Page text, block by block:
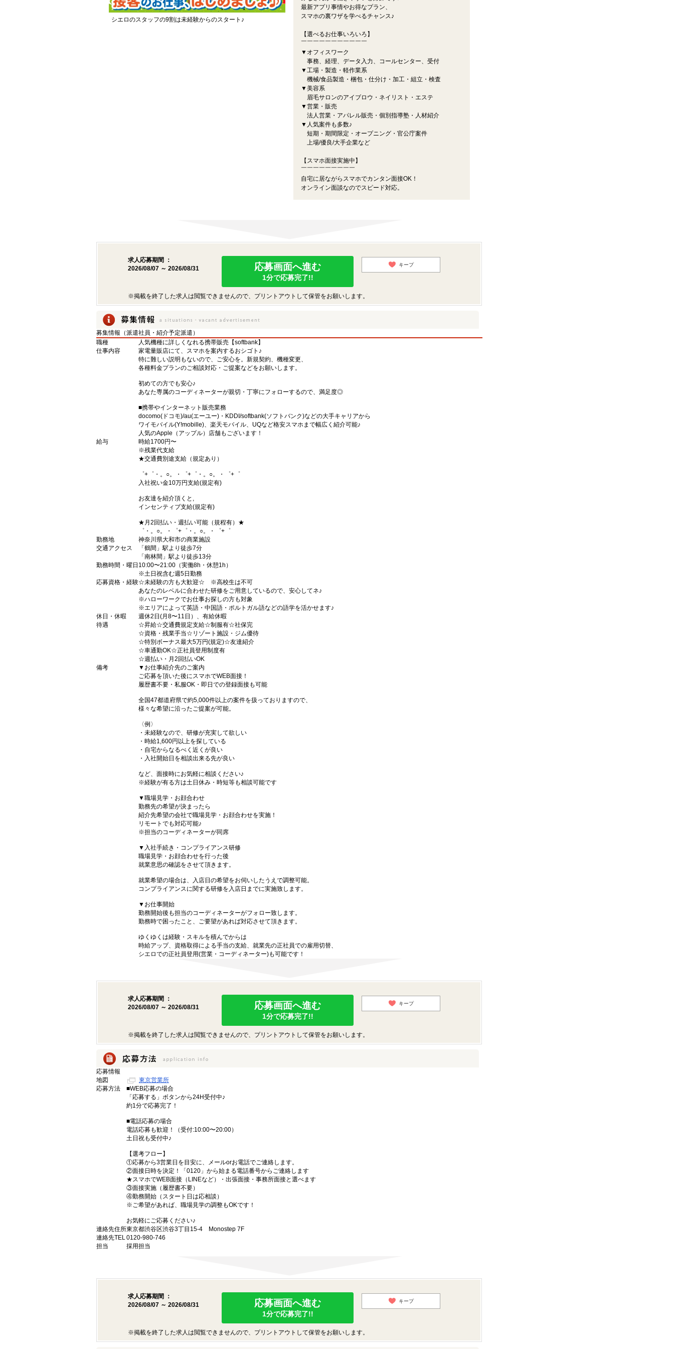
シエロのスタッフの9割は未経験からのスタート♪
最新アプリ事情やお得なプラン、
スマホの裏ワザを学べるチャンス♪
【選べるお仕事いろいろ】
￣￣￣￣￣￣￣￣￣￣￣
▼オフィスワーク
事務、経理、データ入力、コールセンター、受付
▼工場・製造・軽作業系
機械/食品製造・梱包・仕分け・加工・組立・検査
▼美容系
眉毛サロンのアイブロウ・ネイリスト・エステ
▼営業・販売
法人営業・アパレル販売・個別指導塾・人材紹介
▼人気案件も多数♪
短期・期間限定・オープニング・官公庁案件
上場/優良/大手企業など
【スマホ面接実施中】
￣￣￣￣￣￣￣￣￣
自宅に居ながらスマホでカンタン面接OK！
オンライン面談なのでスピード対応。
求人応募期間 ：
2026/08/07 ～ 2026/08/31
応募画面へ進む
1分で応募完了!!
キープ
※掲載を終了した求人は閲覧できませんので、プリントアウトして保管をお願いします。
募集情報（派遣社員・紹介予定派遣）
職種
人気機種に詳しくなれる携帯販売【softbank】
仕事内容
家電量販店にて、スマホを案内するおシゴト♪
特に難しい説明もないので、ご安心を。新規契約、機種変更、
各種料金プランのご相談対応・ご提案などをお願いします。
初めての方でも安心♪
あなた専属のコーディネーターが親切・丁寧にフォローするので、満足度◎
■携帯やインターネット販売業務
docomo(ドコモ)/au(エーユー)・KDDI/softbank(ソフトバンク)などの大手キャリアから
ワイモバイル(Y!mobille)、楽天モバイル、UQなど格安スマホまで幅広く紹介可能♪
人気のApple（アップル）店舗もございます！
給与
時給1700円〜
※残業代支給
★交通費別途支給（規定あり）
゜+゜・。○。・゜+゜・。○。・゜+゜
入社祝い金10万円支給(規定有)
お友達を紹介頂くと,
インセンティブ支給(規定有)
★月2回払い・週払い可能（規程有）★
゜・。○。・゜+゜・。○。・゜+゜
勤務地
神奈川県大和市の商業施設
交通アクセス
「鶴間」駅より徒歩7分
「南林間」駅より徒歩13分
勤務時間・曜日 10:00〜21:00（実働8h・休憩1h）
※土日祝含む週5日勤務
応募資格・経験☆未経験の方も大歓迎☆ ※高校生は不可
あなたのレベルに合わせた研修をご用意しているので、安心してネ♪
※ハローワークでお仕事お探しの方も対象
※エリアによって英語・中国語・ポルトガル語などの語学を活かせます♪
休日・休暇
週休2日(月8〜11日）、有給休暇
待遇
☆昇給☆交通費規定支給☆制服有☆社保完
☆資格・残業手当☆リゾート施設・ジム優待
☆特別ボーナス最大5万円(規定)☆友達紹介
☆車通勤OK☆正社員登用制度有
☆週払い・月2回払いOK
備考
▼お仕事紹介先のご案内
ご応募を頂いた後にスマホでWEB面接！
履歴書不要・私服OK・即日での登録面接も可能
全国47都道府県で約5,000件以上の案件を扱っておりますので、
様々な希望に沿ったご提案が可能。
〈例〉
・未経験なので、研修が充実して欲しい
・時給1,600円以上を探している
・自宅からなるべく近くが良い
・入社開始日を相談出来る先が良い
など、面接時にお気軽に相談ください♪
※経験が有る方は土日休み・時短等も相談可能です
▼職場見学・お顔合わせ
勤務先の希望が決まったら
紹介先希望の会社で職場見学・お顔合わせを実施！
リモートでも対応可能♪
※担当のコーディネーターが同席
▼入社手続き・コンプライアンス研修
職場見学・お顔合わせを行った後
就業意思の確認をさせて頂きます。
就業希望の場合は、入店日の希望をお伺いしたうえで調整可能。
コンプライアンスに関する研修を入店日までに実施致します。
▼お仕事開始
勤務開始後も担当のコーディネーターがフォロー致します。
勤務時で困ったこと、ご要望があれば対応させて頂きます。
ゆくゆくは経験・スキルを積んでからは
時給アップ、資格取得による手当の支給、就業先の正社員での雇用切替、
シエロでの正社員登用(営業・コーディネーター)も可能です！
求人応募期間 ：
2026/08/07 ～ 2026/08/31
応募画面へ進む
1分で応募完了!!
キープ
※掲載を終了した求人は閲覧できませんので、プリントアウトして保管をお願いします。
応募情報
地図
東京営業所
応募方法
■WEB応募の場合
「応募する」ボタンから24H受付中♪
約1分で応募完了！
■電話応募の場合
電話応募も歓迎！（受付:10:00〜20:00）
土日祝も受付中♪
【選考フロー】
①応募から3営業日を目安に、メールorお電話でご連絡します。
②面接日時を決定！「0120」から始まる電話番号からご連絡します
★スマホでWEB面接（LINEなど）・出張面接・事務所面接と選べます
③面接実施（履歴書不要）
④勤務開始（スタート日は応相談）
※ご希望があれば、職場見学の調整もOKです！
お気軽にご応募ください♪
連絡先住所東京都渋谷区渋谷3丁目15-4 Monostep 7F
連絡先TEL0120-980-746
担当
採用担当
求人応募期間 ：
2026/08/07 ～ 2026/08/31
応募画面へ進む
1分で応募完了!!
キープ
※掲載を終了した求人は閲覧できませんので、プリントアウトして保管をお願いします。